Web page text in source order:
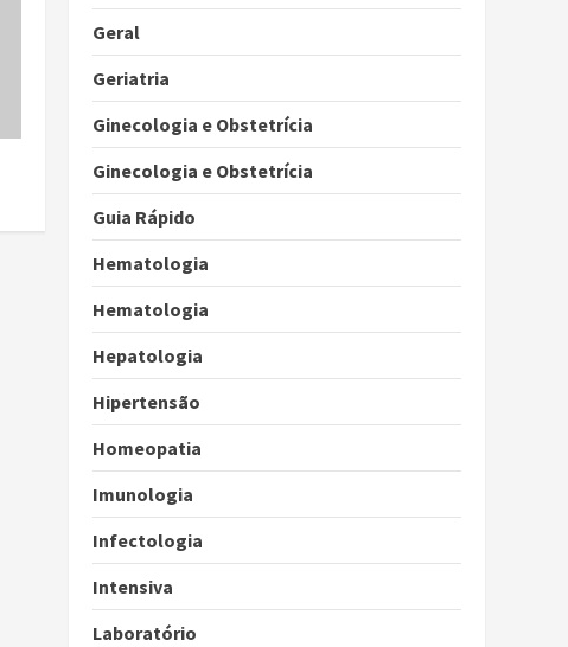
Geral
Geriatria
Ginecologia e Obstetrícia
Ginecologia e Obstetrícia
Guia Rápido
Hematologia
Hematologia
Hepatologia
Hipertensão
Homeopatia
Imunologia
Infectologia
Intensiva
Laboratório